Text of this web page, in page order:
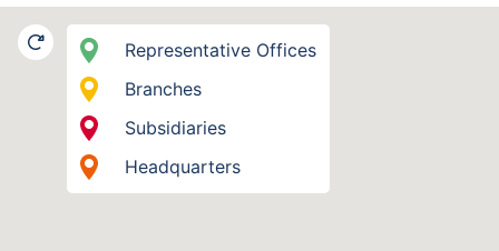
Representative Offices
Branches
Subsidiaries
Headquarters